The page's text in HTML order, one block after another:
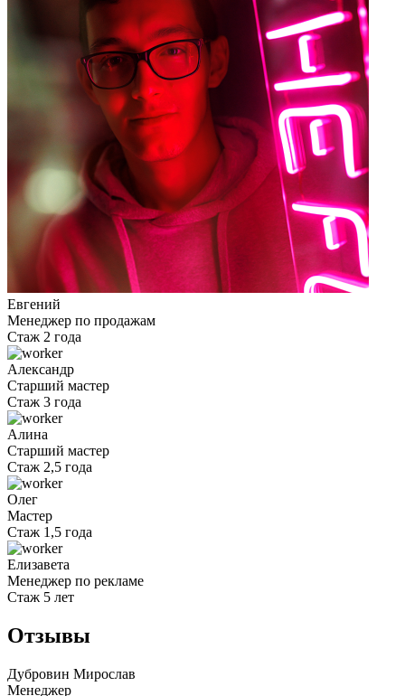
Евгений
Менеджер по продажам
Стаж 2 года
Александр
Старший мастер
Стаж 3 года
Алина
Старший мастер
Стаж 2,5 года
Олег
Мастер
Стаж 1,5 года
Елизавета
Менеджер по рекламе
Стаж 5 лет
Отзывы
Дубровин Мирослав
Менеджер